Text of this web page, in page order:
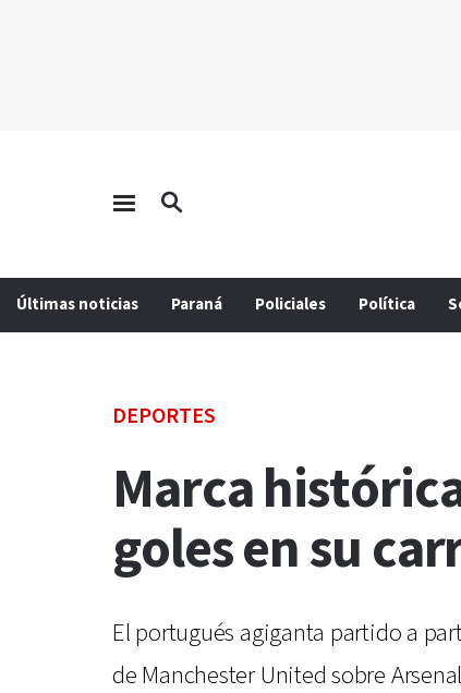
Últimas noticias Paraná Policiales Política
DEPORTES
Marca
goles en su
El portugués agiganta partido a
de Manchester United sobre